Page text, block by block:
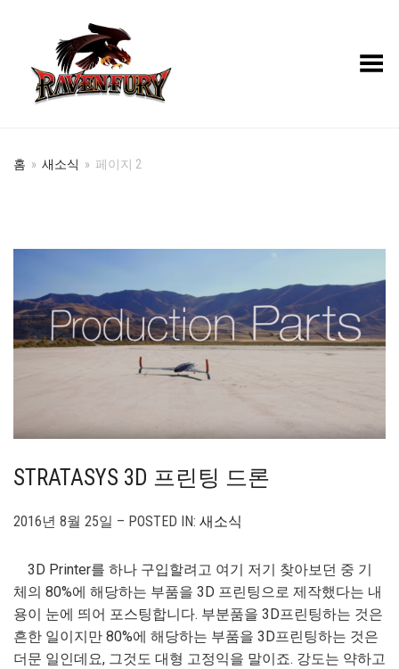
Toggle Menu
홈 » 새소식 » 페이지 2
STRATASYS 3D 프린팅 드론
2016년 8월 25일 – POSTED IN: 새소식
3D Printer를 하나 구입할려고 여기 저기 찾아보던 중 기
체의 80%에 해당하는 부품을 3D 프린팅으로 제작했다는 내
용이 눈에 띄어 포스팅합니다. 부분품을 3D프린팅하는 것은
흔한 일이지만 80%에 해당하는 부품을 3D프린팅하는 것은
더문 일인데요, 그것도 대형 고정익을 말이죠. 강도는 약하고